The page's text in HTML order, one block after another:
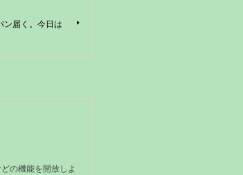
ン届く。今日は
の機能を開放しよ